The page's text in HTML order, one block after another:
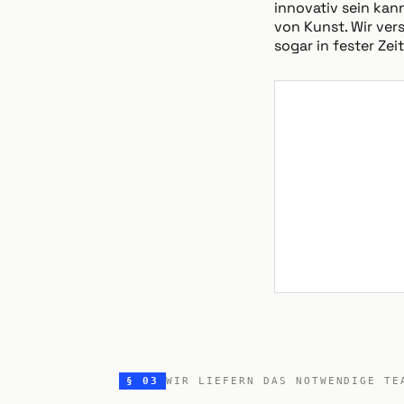
innovativ sein
von Kunst. Wir
sogar in fester
§ 03 WIR LIEFERN DAS NOTWENDIGE